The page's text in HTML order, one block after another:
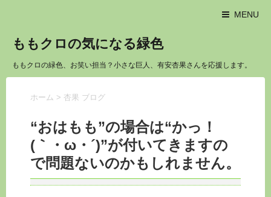
MENU
ももクロの気になる緑色
ももクロの緑色、お笑い担当？小さな巨人、有安杏果さんを応援します。
ホーム > 杏果 ブログ
“おはもも”の場合は“かっ！
(｀・ω・´)”が付いてきますの
で問題ないのかもしれません。